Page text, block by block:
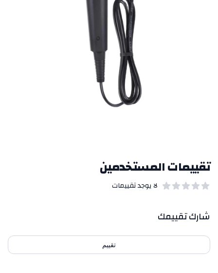
تقييمات المستخدمين
لا يوجد تقييمات
بيانات التقييمات
شارك تقييمك
تقييم